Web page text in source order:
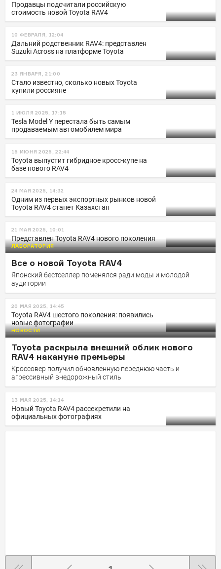
Продавцы подсчитали российскую
стоимость новой Toyota RAV4
10 ФЕВРАЛЯ, 12:04
Дальний родственник RAV4: представлен
Suzuki Across на платформе Toyota
23 ЯНВАРЯ, 21:00
Стало известно, сколько новых Toyota
купили россияне
1 ИЮЛЯ 2025, 17:15
Tesla Model Y перестала быть самым
продаваемым автомобилем мира
15 ИЮНЯ 2025, 22:44
Toyota выпустит гибридное кросс-купе на
базе нового RAV4
24 МАЯ 2025, 14:32
Одним из первых экспортных рынков новой
Toyota RAV4 станет Казахстан
21 МАЯ 2025, 10:01
Представлен Toyota RAV4 нового поколения
ЛАБОРАТОРИЯ
Все о новой Toyota RAV4
Японский бестселлер поменялся ради моды и молодой
аудитории
20 МАЯ 2025, 14:45
Toyota RAV4 шестого поколения: появились
новые фотографии
НОВОСТИ
Toyota раскрыла внешний облик нового
RAV4 накануне премьеры
Кроссовер получил обновленную переднюю часть и
агрессивный внедорожный стиль
13 МАЯ 2025, 14:14
Новый Toyota RAV4 рассекретили на
официальных фотографиях